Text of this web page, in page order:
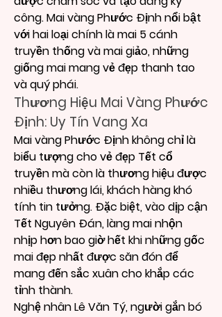
công. Mai vàng Phước Định nổi bật
với hai loại chính là mai 5 cánh
truyền thống và mai giảo, những
giống mai mang vẻ đẹp thanh tao
và quý phái.
Thương Hiệu Mai Vàng Phước
Định: Uy Tín Vang Xa
Mai vàng Phước Định không chỉ là
biểu tượng cho vẻ đẹp Tết cổ
truyền mà còn là thương hiệu được
nhiều thương lái, khách hàng khó
tính tin tưởng. Đặc biệt, vào dịp cận
Tết Nguyên Đán, làng mai nhộn
nhịp hơn bao giờ hết khi những gốc
mai đẹp nhất được săn đón để
mang đến sắc xuân cho khắp các
tỉnh thành.
Nghệ nhân Lê Văn Tý, người gắn bó